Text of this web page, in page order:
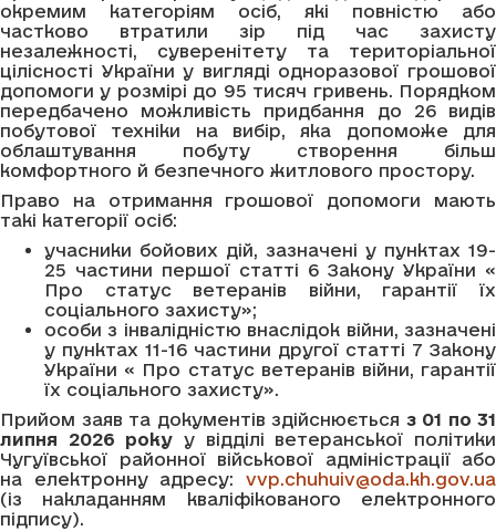
окремим категоріям осіб, які повністю або
частково втратили зір під час захисту
незалежності, суверенітету та територіальної
цілісності України у вигляді одноразової грошової
допомоги у розмірі до 95 тисяч гривень. Порядком
передбачено можливість придбання до 26 видів
побутової техніки на вибір, яка допоможе для
облаштування побуту створення більш
комфортного й безпечного житлового простору.
Право на отримання грошової допомоги мають
такі категорії осіб:
учасники бойових дій, зазначені у пунктах 19-
25 частини першої статті 6 Закону України «
Про статус ветеранів війни, гарантії їх
соціального захисту»;
особи з інвалідністю внаслідок війни, зазначені
у пунктах 11-16 частини другої статті 7 Закону
України « Про статус ветеранів війни, гарантії
їх соціального захисту».
Прийом заяв та документів здійснюється з 01 по 31
липня 2026 року у відділі ветеранської політики
Чугуївської районної військової адміністрації або
на електронну адресу: vvp.chuhuiv@oda.kh.gov.ua
(із накладанням кваліфікованого електронного
підпису).